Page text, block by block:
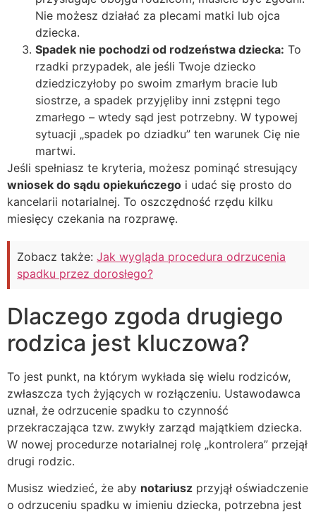
Nie możesz działać za plecami matki lub ojca
dziecka.
Spadek nie pochodzi od rodzeństwa dziecka: To
rzadki przypadek, ale jeśli Twoje dziecko
dziedziczyłoby po swoim zmarłym bracie lub
siostrze, a spadek przyjęliby inni zstępni tego
zmarłego – wtedy sąd jest potrzebny. W typowej
sytuacji „spadek po dziadku” ten warunek Cię nie
martwi.
Jeśli spełniasz te kryteria, możesz pominąć stresujący
wniosek do sądu opiekuńczego i udać się prosto do
kancelarii notarialnej. To oszczędność rzędu kilku
miesięcy czekania na rozprawę.
Zobacz także: Jak wygląda procedura odrzucenia
spadku przez dorosłego?
Dlaczego zgoda drugiego
rodzica jest kluczowa?
To jest punkt, na którym wykłada się wielu rodziców,
zwłaszcza tych żyjących w rozłączeniu. Ustawodawca
uznał, że odrzucenie spadku to czynność
przekraczająca tzw. zwykły zarząd majątkiem dziecka.
W nowej procedurze notarialnej rolę „kontrolera” przejął
drugi rodzic.
Musisz wiedzieć, że aby notariusz przyjął oświadczenie
o odrzuceniu spadku w imieniu dziecka, potrzebna jest